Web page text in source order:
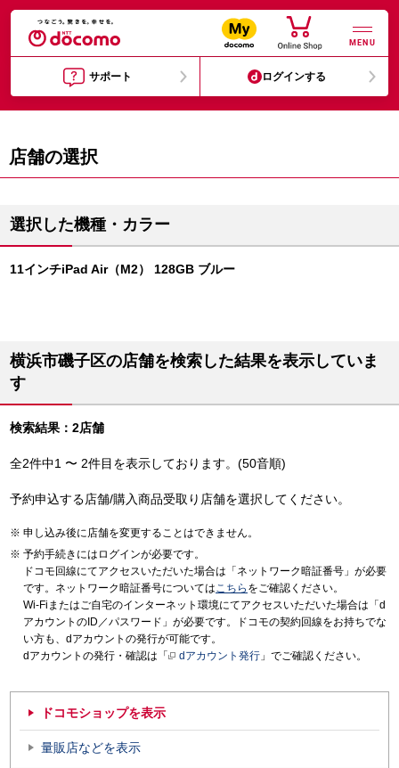
MENU
サポート ログインする
店舗の選択
選択した機種・カラー
11インチiPad Air（M2） 128GB ブルー
横浜市磯子区の店舗を検索した結果を表示していま
す
検索結果：2店舗
全2件中1 〜 2件目を表示しております。(50音順)
予約申込する店舗/購入商品受取り店舗を選択してください。
申し込み後に店舗を変更することはできません。
予約手続きにはログインが必要です。
ドコモ回線にてアクセスいただいた場合は「ネットワーク暗証番号」が必要
です。ネットワーク暗証番号についてはこちら をご確認ください。
Wi-Fiまたはご自宅のインターネット環境にてアクセスいただいた場合は「d
アカウントのID／パスワード」が必要です。ドコモの契約回線をお持ちでな
い方も、dアカウントの発行が可能です。
dアカウントの発行・確認は「
dアカウント発行 」でご確認ください。
ドコモショップを表示
量販店などを表示